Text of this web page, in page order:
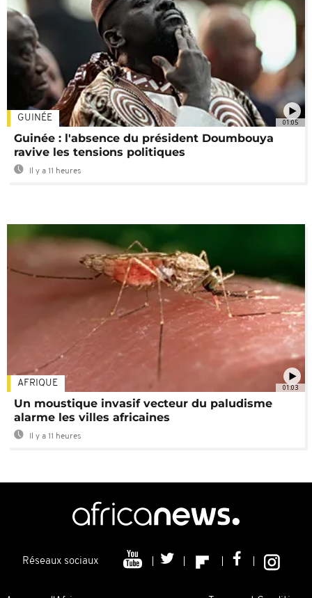
01:05
GUINÉE
Guinée : l'absence du président Doumbouya
ravive les tensions politiques
Il y a 11 heures
01:03
AFRIQUE
Un moustique invasif vecteur du paludisme
alarme les villes africaines
Il y a 11 heures
Réseaux sociaux